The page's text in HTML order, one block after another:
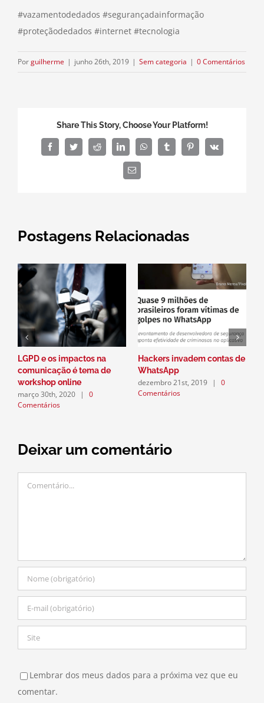
#vazamentodedados #segurançadainformação
#proteçãodedados #internet #tecnologia
Porguilherme | junho 26th, 2019 | Sem categoria | 0 Comentários
Share This Story, Choose Your Platform!
FacebookTwitterReddit LinkedInWhatsAppTumblrPinterest
Vk
E-
mail
Postagens Relacionadas
LGPD e os impactos na
comunicação é tema de
workshop online
março 30th, 2020 |
0
Comentários
Hackers invadem contas de
WhatsApp
dezembro 21st, 2019 |
0
Comentários
Deixar um comentário
Lembrar dos meus dados para a próxima vez que eu
comentar.